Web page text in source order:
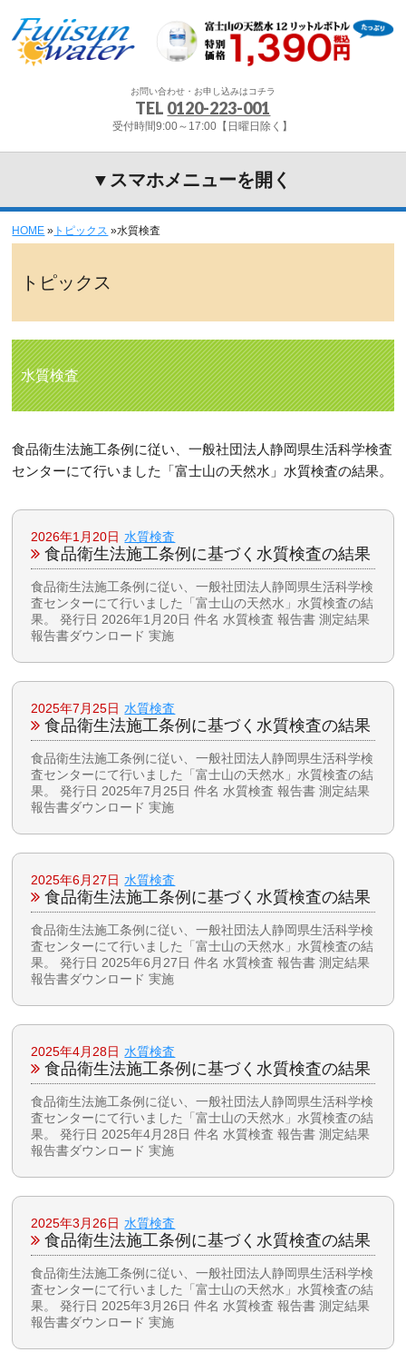
お問い合わせ・お申し込みはコチラ
TEL 0120-223-001
受付時間9:00～17:00【日曜日除く】
▼スマホメニューを開く
HOME » トピックス »水質検査
トピックス
水質検査
食品衛生法施工条例に従い、一般社団法人静岡県生活科学検査
センターにて行いました「富士山の天然水」水質検査の結果。
2026年1月20日 水質検査
食品衛生法施工条例に基づく水質検査の結果
食品衛生法施工条例に従い、一般社団法人静岡県生活科学検
査センターにて行いました「富士山の天然水」水質検査の結
果。 発行日 2026年1月20日 件名 水質検査 報告書 測定結果
報告書ダウンロード 実施
2025年7月25日 水質検査
食品衛生法施工条例に基づく水質検査の結果
食品衛生法施工条例に従い、一般社団法人静岡県生活科学検
査センターにて行いました「富士山の天然水」水質検査の結
果。 発行日 2025年7月25日 件名 水質検査 報告書 測定結果
報告書ダウンロード 実施
2025年6月27日 水質検査
食品衛生法施工条例に基づく水質検査の結果
食品衛生法施工条例に従い、一般社団法人静岡県生活科学検
査センターにて行いました「富士山の天然水」水質検査の結
果。 発行日 2025年6月27日 件名 水質検査 報告書 測定結果
報告書ダウンロード 実施
2025年4月28日 水質検査
食品衛生法施工条例に基づく水質検査の結果
食品衛生法施工条例に従い、一般社団法人静岡県生活科学検
査センターにて行いました「富士山の天然水」水質検査の結
果。 発行日 2025年4月28日 件名 水質検査 報告書 測定結果
報告書ダウンロード 実施
2025年3月26日 水質検査
食品衛生法施工条例に基づく水質検査の結果
食品衛生法施工条例に従い、一般社団法人静岡県生活科学検
査センターにて行いました「富士山の天然水」水質検査の結
果。 発行日 2025年3月26日 件名 水質検査 報告書 測定結果
報告書ダウンロード 実施